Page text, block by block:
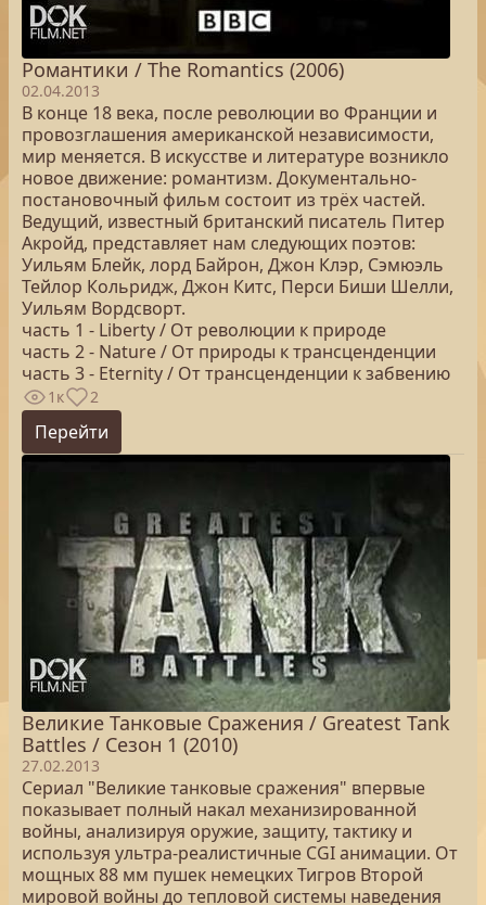
Романтики / The Romantics (2006)
02.04.2013
В конце 18 века, после революции во Франции и
провозглашения американской независимости,
мир меняется. В искусстве и литературе возникло
новое движение: романтизм. Документально-
постановочный фильм состоит из трёх частей.
Ведущий, известный британский писатель Питер
Акройд, представляет нам следующих поэтов:
Уильям Блейк, лорд Байрон, Джон Клэр, Сэмюэль
Тейлор Кольридж, Джон Китс, Перси Биши Шелли,
Уильям Вордсворт.
часть 1 - Liberty / От революции к природе
часть 2 - Nature / От природы к трансценденции
часть 3 - Eternity / От трансценденции к забвению
1к 2
Перейти
Великие Танковые Сражения / Greatest Tank
Battles / Сезон 1 (2010)
27.02.2013
Сериал "Великие танковые сражения" впервые
показывает полный накал механизированной
войны, анализируя оружие, защиту, тактику и
используя ультра-реалистичные CGI анимации. От
мощных 88 мм пушек немецких Тигров Второй
мировой войны до тепловой системы наведения